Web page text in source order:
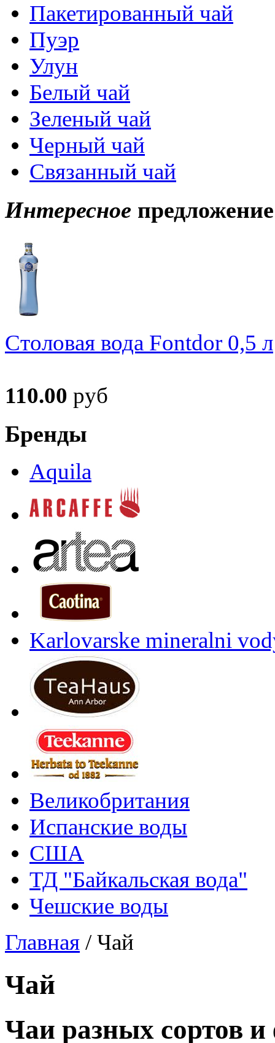
Пакетированный чай
Пуэр
Улун
Белый чай
Зеленый чай
Черный чай
Связанный чай
Интересное предложение
Столовая вода Fontdor 0,5 л
110.00 руб
Бренды
Aquila
Karlovarske mineralni
Великобритания
Испанские воды
США
ТД "Байкальская вода"
Чешские воды
Главная /Чай
Чай
Чаи разных сортов и